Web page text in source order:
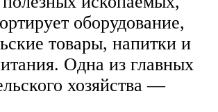
оборудование,
товары, напитки и
Одна из главных
хозяйства —